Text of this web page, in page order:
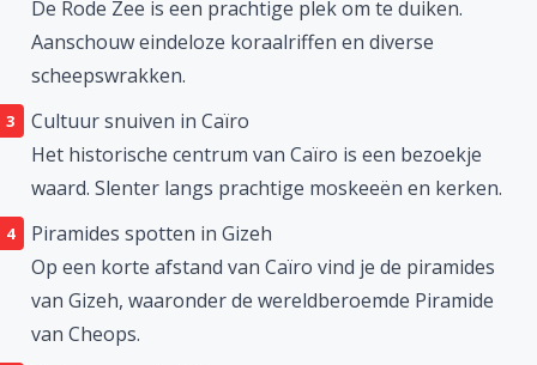
De Rode Zee is een prachtige plek om te duiken.
Aanschouw eindeloze koraalriffen en diverse
scheepswrakken.
Cultuur snuiven in Caïro
Het historische centrum van Caïro is een bezoekje
waard. Slenter langs prachtige moskeeën en kerken.
Piramides spotten in Gizeh
Op een korte afstand van Caïro vind je de piramides
van Gizeh, waaronder de wereldberoemde Piramide
van Cheops.